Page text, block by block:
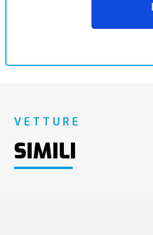
VETTURE
SIMILI